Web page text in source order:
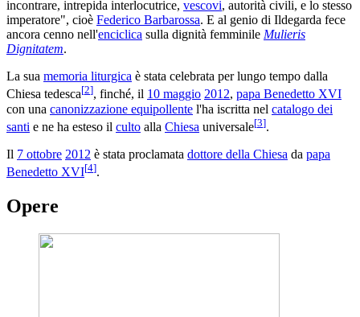
incontrare, intrepida interlocutrice, vescovi, autorità civili, e lo stesso
imperatore", cioè Federico Barbarossa. E al genio di Ildegarda fece
ancora cenno nell'enciclica sulla dignità femminile Mulieris
Dignitatem.
La sua memoria liturgica è stata celebrata per lungo tempo dalla
Chiesa tedesca[2], finché, il 10 maggio 2012, papa Benedetto XVI
con una canonizzazione equipollente l'ha iscritta nel catalogo dei
santi e ne ha esteso il culto alla Chiesa universale[3].
Il 7 ottobre 2012 è stata proclamata dottore della Chiesa da papa
Benedetto XVI[4].
Opere